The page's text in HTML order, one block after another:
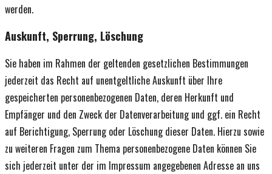
werden.
Auskunft, Sperrung, Löschung
Sie haben im Rahmen der geltenden gesetzlichen Bestimmungen
jederzeit das Recht auf unentgeltliche Auskunft über Ihre
gespeicherten personenbezogenen Daten, deren Herkunft und
Empfänger und den Zweck der Datenverarbeitung und ggf. ein Recht
auf Berichtigung, Sperrung oder Löschung dieser Daten. Hierzu sowie
zu weiteren Fragen zum Thema personenbezogene Daten können Sie
sich jederzeit unter der im Impressum angegebenen Adresse an uns